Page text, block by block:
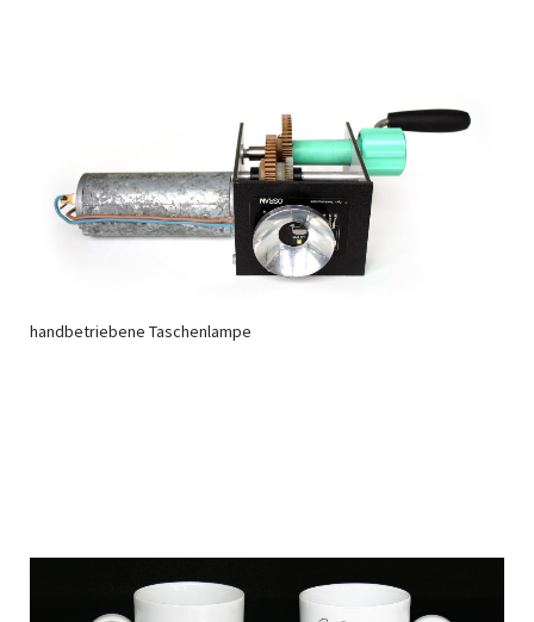
handbetriebene Taschenlampe